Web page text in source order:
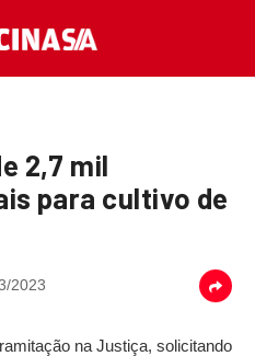
2,7 mil
para cultivo de
2023
na Justiça, solicitando